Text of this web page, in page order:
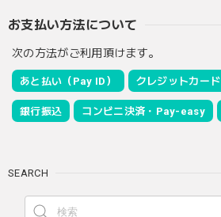
お支払い方法について
次の方法がご利用頂けます。
あと払い（Pay ID） クレジットカード
銀行振込 コンビニ決済・Pay-easy
SEARCH